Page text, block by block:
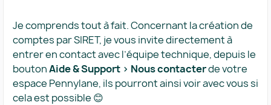
Je comprends tout à fait. Concernant la création de
comptes par SIRET, je vous invite directement à
entrer en contact avec l’équipe technique, depuis le
boutonAide & Support > Nous contacterde votre
espace Pennylane, ils pourront ainsi voir avec vous si
cela est possible 😊